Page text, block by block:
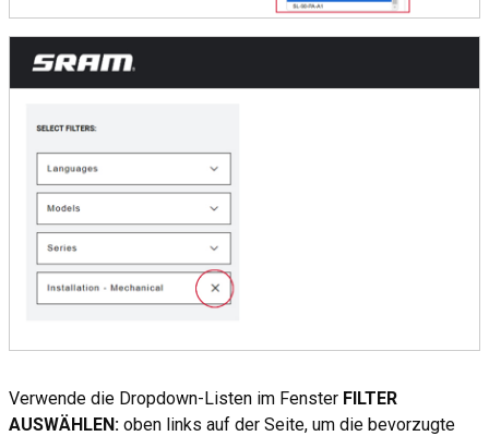
Verwende die Dropdown-Listen im Fenster FILTER
AUSWÄHLEN: oben links auf der Seite, um die bevorzugte